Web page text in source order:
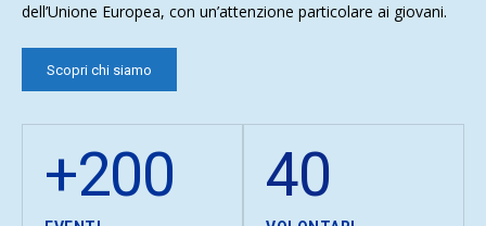
dell’Unione Europea, con un’attenzione particolare ai giovani.
Scopri chi siamo
+200 40